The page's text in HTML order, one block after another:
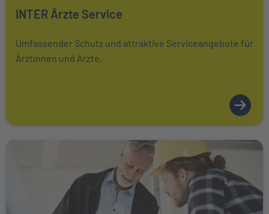
INTER Ärzte Service
Umfassender Schutz und attraktive Serviceangebote für
Ärztinnen und Ärzte.
Weiter zu INTER Handwerker Service